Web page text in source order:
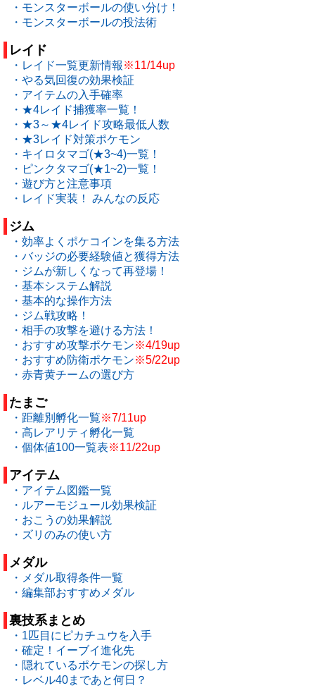
・モンスターボールの使い分け！
・モンスターボールの投法術
レイド
・レイド一覧更新情報 ※11/14up
・やる気回復の効果検証
・アイテムの入手確率
・★4レイド捕獲率一覧！
・★3～★4レイド攻略最低人数
・★3レイド対策ポケモン
・キイロタマゴ(★3~4)一覧！
・ピンクタマゴ(★1~2)一覧！
・遊び方と注意事項
・レイド実装！ みんなの反応
ジム
・効率よくポケコインを集る方法
・バッジの必要経験値と獲得方法
・ジムが新しくなって再登場！
・基本システム解説
・基本的な操作方法
・ジム戦攻略！
・相手の攻撃を避ける方法！
・おすすめ攻撃ポケモン※4/19up
・おすすめ防衛ポケモン※5/22up
・赤青黄チームの選び方
たまご
・距離別孵化一覧※7/11up
・高レアリティ孵化一覧
・個体値100一覧表※11/22up
アイテム
・アイテム図鑑一覧
・ルアーモジュール効果検証
・おこうの効果解説
・ズリのみの使い方
メダル
・メダル取得条件一覧
・編集部おすすめメダル
裏技系まとめ
・1匹目にピカチュウを入手
・確定！イーブイ進化先
・隠れているポケモンの探し方
・レベル40まであと何日？